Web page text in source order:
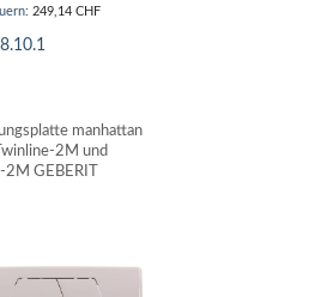
249,14 CHF
manhattan
2M und
GEBERIT